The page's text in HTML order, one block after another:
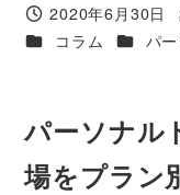
投稿日
2020年6月30日
カテゴリー
コラム カテゴ
パ
パーソナル
場をプラン